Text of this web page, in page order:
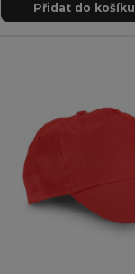
Přidat do košíku